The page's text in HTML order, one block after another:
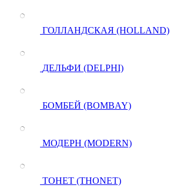
ГОЛЛАНДСКАЯ (HOLLAND)
ДЕЛЬФИ (DELPHI)
БОМБЕЙ (BOMBAY)
МОДЕРН (MODERN)
ТОНЕТ (THONET)